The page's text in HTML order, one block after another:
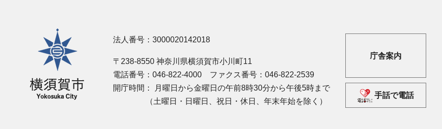
横須賀市 法人番号：3000020142018
〒238-8550 神奈川県横須賀市小川町11
電話番号：046-822-4000 ファクス番号：046-822-2539
開庁時間：
月曜日から金曜日の午前8時30分から午後5時まで
（土曜日・日曜日、祝日・休日、年末年始を除く）
庁舎案内
手話で電話